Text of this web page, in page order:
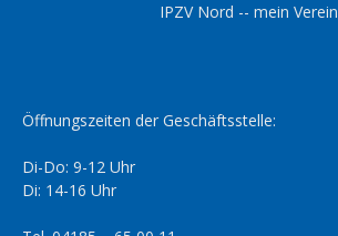
IPZV Nord -- mein Verein
Öffnungszeiten der Geschäftsstelle:
Di-Do: 9-12 Uhr
Di: 14-16 Uhr